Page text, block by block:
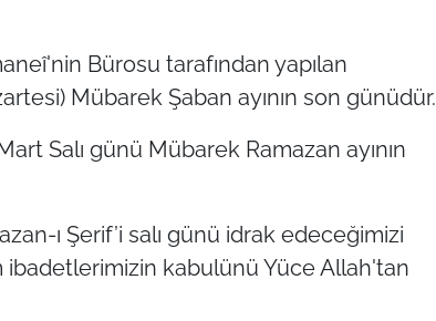
Bürosu tarafından yapılan
Mübarek Şaban ayının son günüdür.
Salı günü Mübarek Ramazan ayının
ı Şerif’i salı günü idrak edeceğimizi
kabulünü Yüce Allah'tan